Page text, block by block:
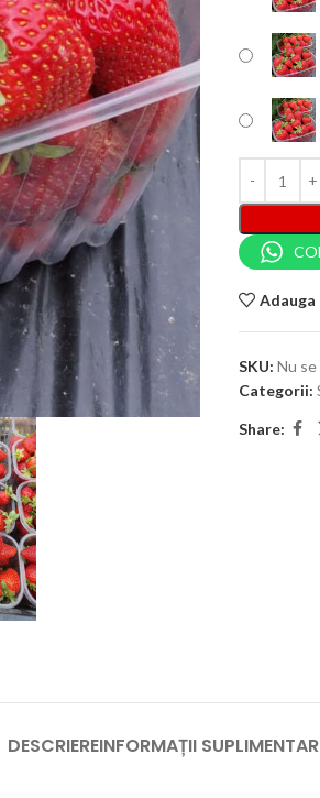
SKU: Nu se
Categorii:
Share:
DESCRIEREINFORMAȚII